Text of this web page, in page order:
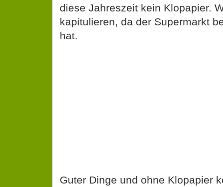
diese Jahreszeit kein Klopapier.
kapitulieren, da der Supermarkt
hat.
Guter Dinge und ohne Klopapier